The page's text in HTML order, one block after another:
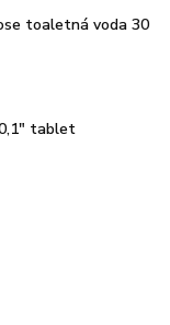
toaletná voda 30
tablet